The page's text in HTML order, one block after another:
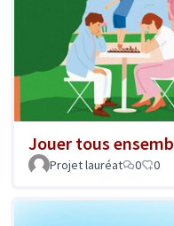
Jouer tous
Projet lauréat 0 0